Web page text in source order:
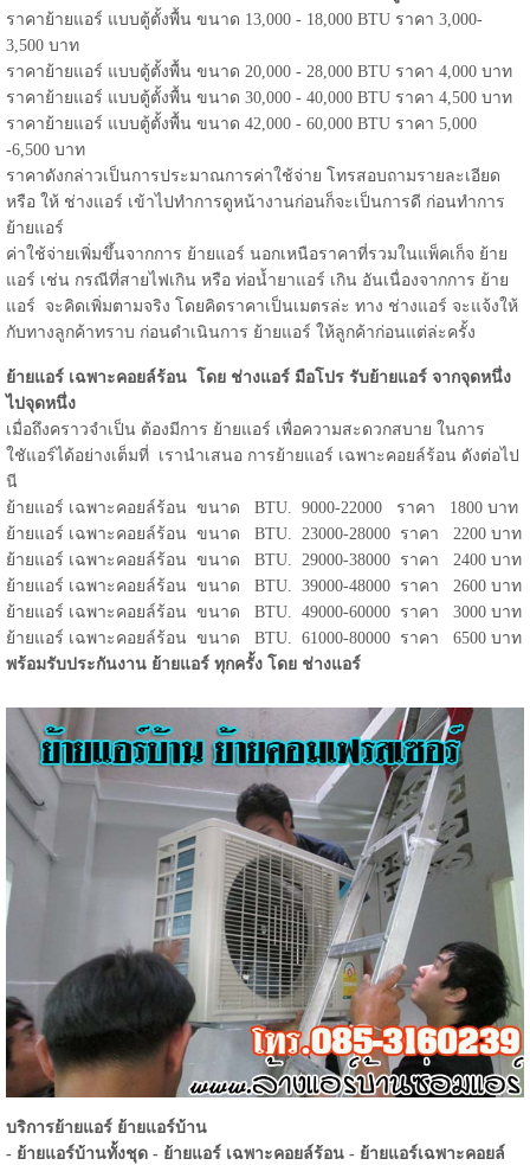
ราคาย้ายแอร์ แบบตู้ตั้งพื้น ขนาด 13,000 - 18,000 BTU ราคา 3,000-
3,500 บาท
ราคาย้ายแอร์ แบบตู้ตั้งพื้น ขนาด 20,000 - 28,000 BTU ราคา 4,000 บาท
ราคาย้ายแอร์ แบบตู้ตั้งพื้น ขนาด 30,000 - 40,000 BTU ราคา 4,500 บาท
ราคาย้ายแอร์ แบบตู้ตั้งพื้น ขนาด 42,000 - 60,000 BTU ราคา 5,000
-6,500 บาท
ราคาดังกล่าวเป็นการประมาณการค่าใช้จ่าย โทรสอบถามรายละเอียด
หรือ ให้ ช่างแอร์ เข้าไปทำการดูหน้างานก่อนก็จะเป็นการดี ก่อนทำการ
ย้ายแอร์
ค่าใช้จ่ายเพิ่มขึ้นจากการ ย้ายแอร์ นอกเหนือราคาที่รวมในแพ็คเก็จ ย้าย
แอร์ เช่น กรณีที่สายไฟเกิน หรือ ท่อน้ำยาแอร์ เกิน อันเนื่องจากการ ย้าย
แอร์ จะคิดเพิ่มตามจริง โดยคิดราคาเป็นเมตรล่ะ ทาง ช่างแอร์ จะแจ้งให้
กับทางลูกค้าทราบ ก่อนดำเนินการ ย้ายแอร์ ให้ลูกค้าก่อนแต่ล่ะครั้ง
ย้ายแอร์ เฉพาะคอยล์ร้อน โดย ช่างแอร์ มือโปร รับย้ายแอร์ จากจุดหนึ่ง
ไปจุดหนึ่ง
เมื่อถึงคราวจำเป็น ต้องมีการ ย้ายแอร์ เพื่อความสะดวกสบาย ในการ
ใชัแอร์ได้อย่างเต็มที่ เรานำเสนอ การย้ายแอร์ เฉพาะคอยล์ร้อน ดังต่อไป
นี
ย้ายแอร์ เฉพาะคอยล์ร้อน ขนาด BTU. 9000-22000 ราคา 1800 บาท
ย้ายแอร์ เฉพาะคอยล์ร้อน ขนาด BTU. 23000-28000 ราคา 2200 บาท
ย้ายแอร์ เฉพาะคอยล์ร้อน ขนาด BTU. 29000-38000 ราคา 2400 บาท
ย้ายแอร์ เฉพาะคอยล์ร้อน ขนาด BTU. 39000-48000 ราคา 2600 บาท
ย้ายแอร์ เฉพาะคอยล์ร้อน ขนาด BTU. 49000-60000 ราคา 3000 บาท
ย้ายแอร์ เฉพาะคอยล์ร้อน ขนาด BTU. 61000-80000 ราคา 6500 บาท
พร้อมรับประกันงาน ย้ายแอร์ ทุกครั้ง โดย ช่างแอร์
บริการย้ายแอร์ ย้ายแอร์บ้าน
- ย้ายแอร์บ้านทั้งชุด - ย้ายแอร์ เฉพาะคอยล์ร้อน - ย้ายแอร์เฉพาะคอยล์